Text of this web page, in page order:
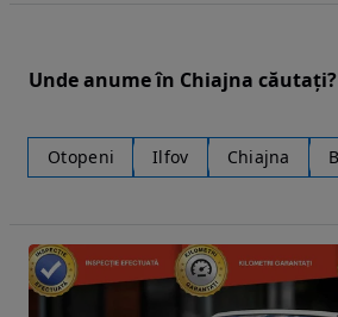
Unde anume în Chiajna căutați?
Otopeni Ilfov Chiajna